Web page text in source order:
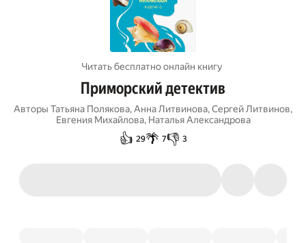
Читать бесплатно онлайн книгу
Приморский детектив
Авторы Татьяна Полякова,Анна Литвинова,Сергей Литвинов,
Евгения Михайлова, Наталья Александрова
👍 29🌴 7👎 3